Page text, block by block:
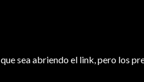
sea abriendo el link, pero los